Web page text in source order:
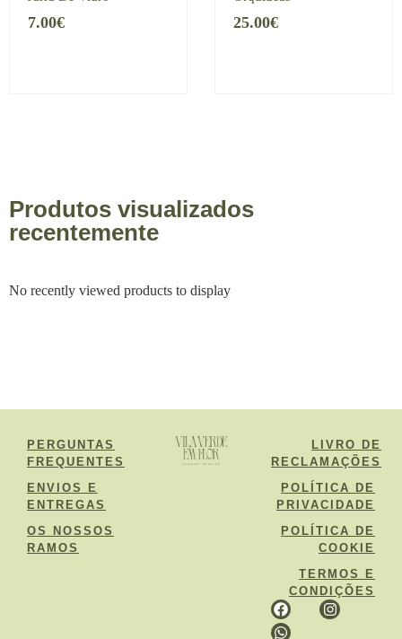
7.00€ 25.00€
Produtos visualizados
recentemente
No recently viewed products to display
PERGUNTAS
FREQUENTES
ENVIOS E
ENTREGAS
OS NOSSOS
RAMOS
LIVRO DE
RECLAMAÇÕES
POLÍTICA DE
PRIVACIDADE
POLÍTICA DE
COOKIE
TERMOS E
CONDIÇÕES